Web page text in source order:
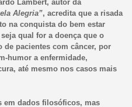
Lambert, autor da
Alegria”, acredita que a risada
na conquista do bem estar
qual for a doença que o
pacientes com câncer, por
humor a enfermidade,
até mesmo nos casos mais
em dados filosóficos, mas